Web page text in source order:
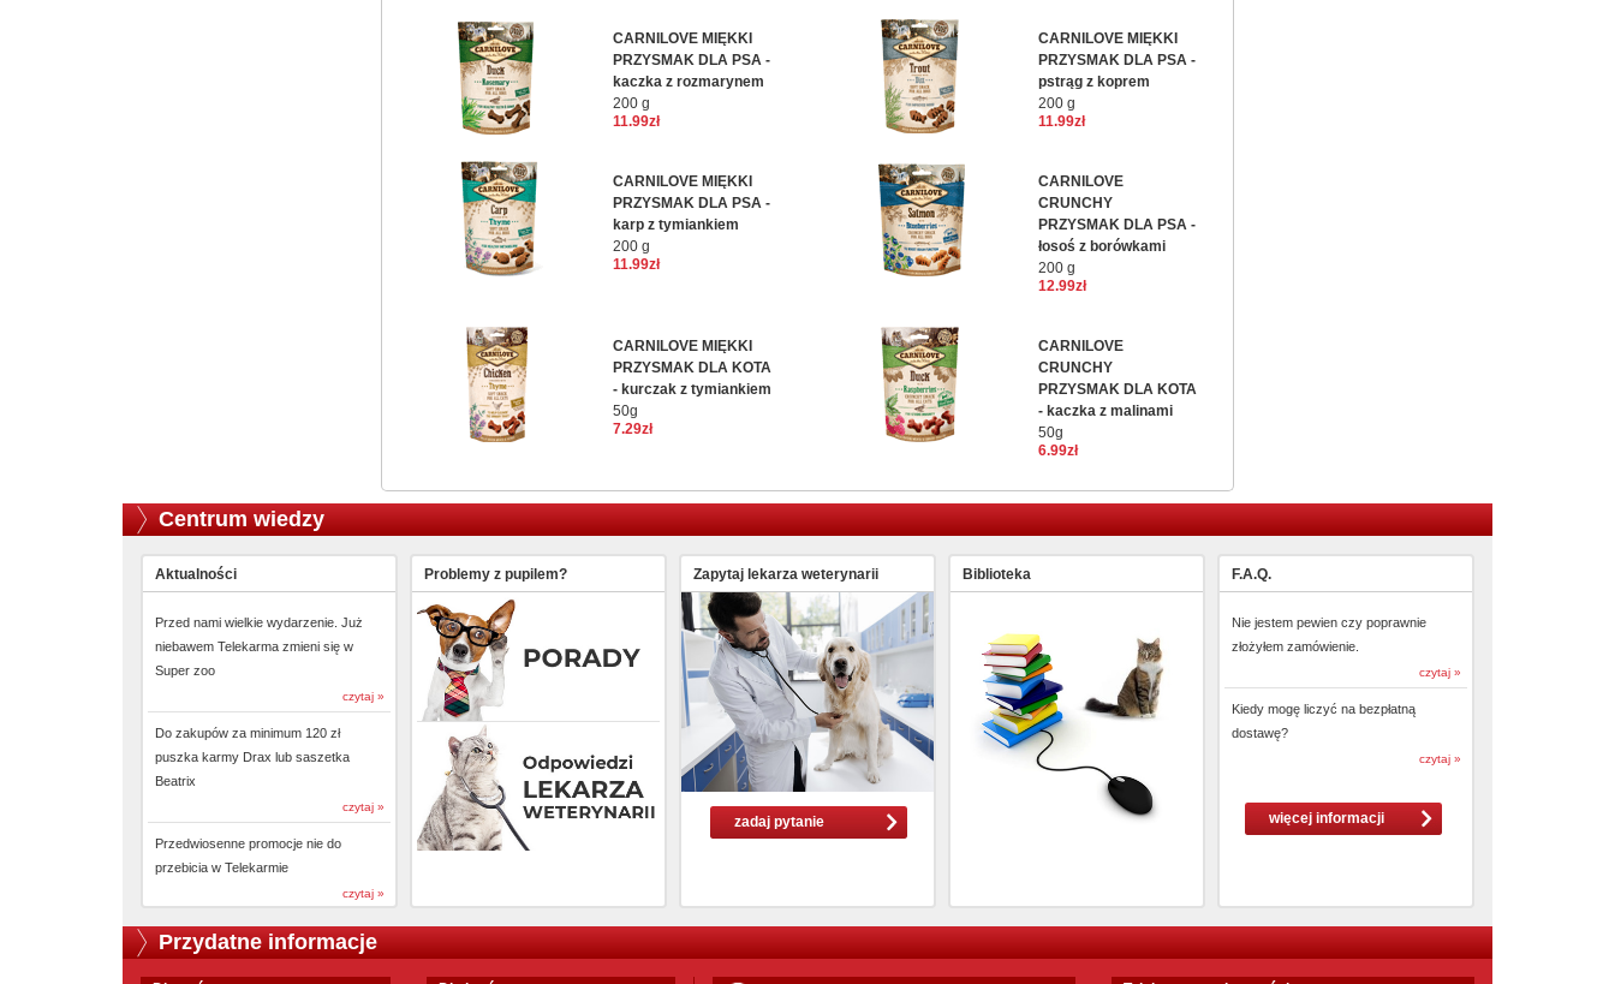
CARNILOVE MIĘKKI
PRZYSMAK DLA PSA -
kaczka z rozmarynem
200 g
11.99zł
CARNILOVE MIĘKKI
PRZYSMAK DLA PSA -
pstrąg z koprem
200 g
11.99zł
CARNILOVE MIĘKKI
PRZYSMAK DLA PSA -
karp z tymiankiem
200 g
11.99zł
CARNILOVE
CRUNCHY
PRZYSMAK DLA PSA -
łosoś z borówkami
200 g
12.99zł
CARNILOVE MIĘKKI
PRZYSMAK DLA KOTA
- kurczak z tymiankiem
50g
7.29zł
CARNILOVE
CRUNCHY
PRZYSMAK DLA KOTA
- kaczka z malinami
50g
6.99zł
Centrum wiedzy
Aktualności
Przed nami wielkie wydarzenie. Już
niebawem Telekarma zmieni się w
Super zoo
czytaj »
Do zakupów za minimum 120 zł
puszka karmy Drax lub saszetka
Beatrix
czytaj »
Przedwiosenne promocje nie do
przebicia w Telekarmie
czytaj »
Problemy z pupilem? Zapytaj lekarza weterynarii
zadaj pytanie
Biblioteka F.A.Q.
Nie jestem pewien czy poprawnie
złożyłem zamówienie.
czytaj »
Kiedy mogę liczyć na bezpłatną
dostawę?
czytaj »
więcej informacji
Przydatne informacje